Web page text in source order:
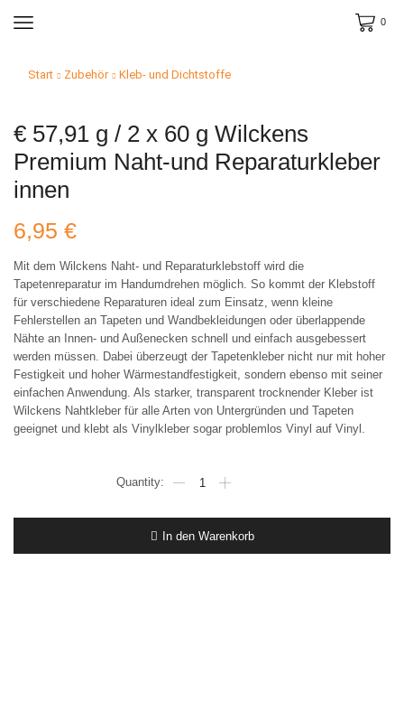
0
Start Zubehör Kleb- und Dichtstoffe
€ 57,91 g / 2 x 60 g Wilckens
Premium Naht-und Reparaturkleber
innen
6,95 €
Mit dem Wilckens Naht- und Reparaturklebstoff wird die
Tapetenreparatur im Handumdrehen möglich. So kommt der Klebstoff
für verschiedene Reparaturen ideal zum Einsatz, wenn kleine
Fehlerstellen an Tapeten und Wandbekleidungen oder überlappende
Nähte an Innen- und Außenecken schnell und einfach ausgebessert
werden müssen. Dabei überzeugt der Tapetenkleber nicht nur mit hoher
Festigkeit und hoher Wärmestandfestigkeit, sondern ebenso mit seiner
einfachen Anwendung. Als starker, transparent trocknender Kleber ist
Wilckens Nahtkleber für alle Arten von Untergründen und Tapeten
geeignet und klebt als Vinylkleber sogar problemlos Vinyl auf Vinyl.
57,91
/
2
x
In den Warenkorb